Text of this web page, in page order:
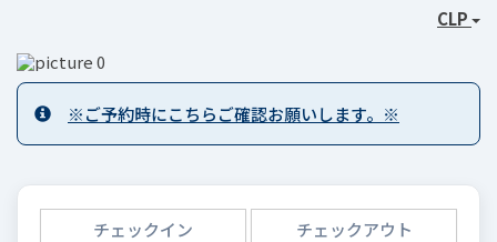
CLP
※ご予約時にこちらご確認お願いします。※
チェックイン チェックアウト